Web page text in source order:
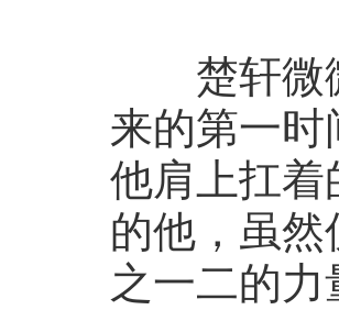
楚轩微微
来的第一
他肩上扛着
的他，虽
之一二的